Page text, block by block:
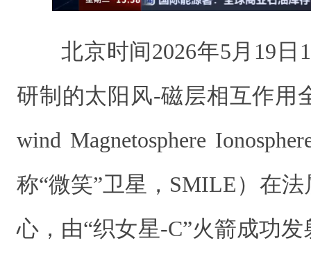
北京时间2026年5月19日
研制的太阳风-磁层相互作用
wind Magnetosphere
称“微笑”卫星，SMILE）在
心，由“织女星-C”火箭成功